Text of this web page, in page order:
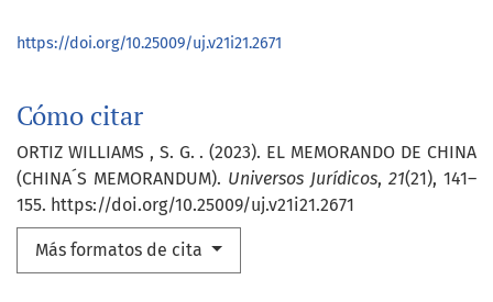
Cómo citar
ORTIZ WILLIAMS , S. G. . (2023). EL MEMORANDO DE CHINA
(CHINA´S MEMORANDUM). Universos Jurídicos, 21(21), 141–
155. https://doi.org/10.25009/uj.v21i21.2671
Más formatos de cita
https://doi.org/10.25009/uj.v21i21.2671